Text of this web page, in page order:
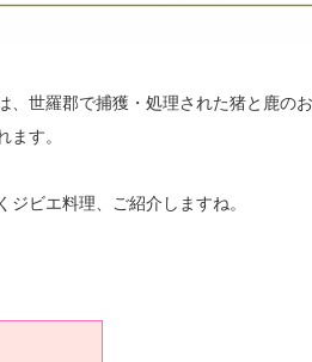
、世羅郡で捕獲・処理された猪と鹿の
ます。
ビエ料理、ご紹介しますね。